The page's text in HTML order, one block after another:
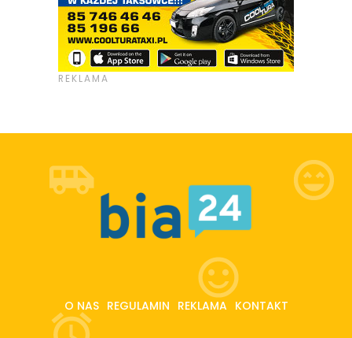
O NAS REGULAMIN REKLAMA KONTAKT